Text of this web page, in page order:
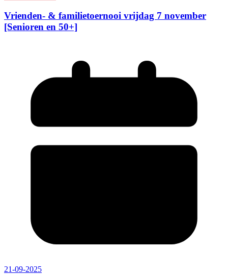
Vrienden- & familietoernooi vrijdag 7 november
[Senioren en 50+]
21-09-2025